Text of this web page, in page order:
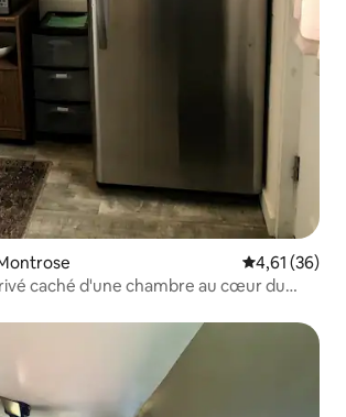
Note
4,61 (36)
caché d'une chambre au cœur du